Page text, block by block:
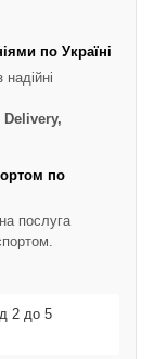
по Україні
по
послуга
2 до 5